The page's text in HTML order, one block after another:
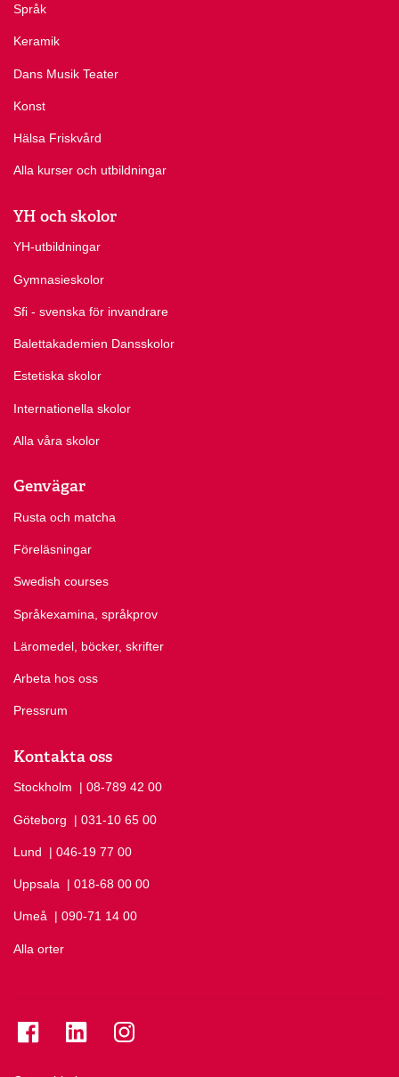
Språk
Keramik
Dans Musik Teater
Konst
Hälsa Friskvård
Alla kurser och utbildningar
YH och skolor
YH-utbildningar
Gymnasieskolor
Sfi - svenska för invandrare
Balettakademien Dansskolor
Estetiska skolor
Internationella skolor
Alla våra skolor
Genvägar
Rusta och matcha
Föreläsningar
Swedish courses
Språkexamina, språkprov
Läromedel, böcker, skrifter
Arbeta hos oss
Pressrum
Kontakta oss
Stockholm Ring Stockholm på
| 08-789 42 00
Göteborg Ring Göteborg på
| 031-10 65 00
Lund Ring Lund på
| 046-19 77 00
Uppsala Ring Uppsala på
| 018-68 00 00
Umeå Ring Umeå på
| 090-71 14 00
Alla orter
Se folkuniversitetet på Facebook
Se folkuniversitetet på LinkedIn